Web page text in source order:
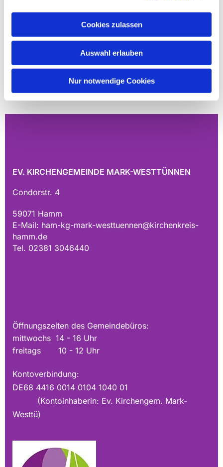
Cookies zulassen
Auswahl erlauben
Nur notwendige Cookies
EV. KIRCHENGEMEINDE MARK-WESTTÜNNEN
Condorstr. 4
59071 Hamm
E-Mail: ham-kg-mark-westtuennen@kirchenkreis-
hamm.de
Tel. 02381 3046440
Öffnungszeiten des Gemeindebüros:
mittwochs 14 - 16 Uhr
freitags 10 - 12 Uhr
Kontoverbindung:
DE68 4416 0014 0104 1040 01
(Kontoinhaberin: Ev. Kirchengem. Mark-
Westtü)